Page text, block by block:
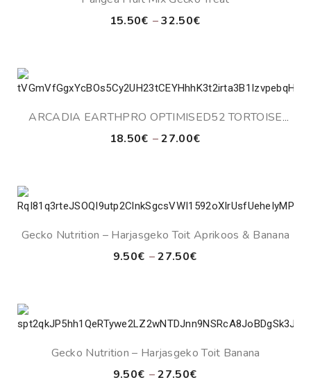
15.50€ – 32.50€
32.50€
ARCADIA EARTHPRO OPTIMISED52 TORTOISE
FOOD
18.50€ – 27.00€
27.00€
Gecko Nutrition – Harjasgeko Toit Aprikoos & Banana
9.50€ –27.50€
27.50€
Gecko Nutrition – Harjasgeko Toit Banana
9.50€ –27.50€